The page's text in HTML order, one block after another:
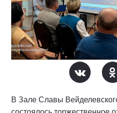
В Зале Славы